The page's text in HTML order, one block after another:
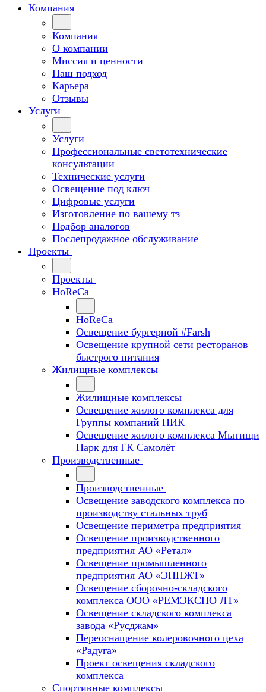
Компания
Компания
О компании
Миссия и ценности
Наш подход
Карьера
Отзывы
Услуги
Услуги
Профессиональные светотехнические
консультации
Технические услуги
Освещение под ключ
Цифровые услуги
Изготовление по вашему тз
Подбор аналогов
Послепродажное обслуживание
Проекты
Проекты
HoReCa
HoReCa
Освещение бургерной #Farsh
Освещение крупной сети ресторанов
быстрого питания
Жилищные комплексы
Жилищные комплексы
Освещение жилого комплекса для
Группы компаний ПИК
Освещение жилого комплекса Мытищи
Парк для ГК Самолёт
Производственные
Производственные
Освещение заводского комплекса по
производству стальных труб
Освещение периметра предприятия
Освещение производственного
предприятия АО «Ретал»
Освещение промышленного
предприятия АО «ЭППЖТ»
Освещение сборочно-складского
комплекса ООО «РЕМЭКСПО ЛТ»
Освещение складского комплекса
завода «Русджам»
Переоснащение колеровочного цеха
«Радуга»
Проект освещения складского
комплекса
Спортивные комплексы